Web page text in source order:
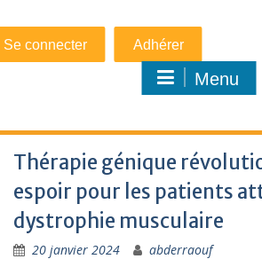
Se connecter Adhérer
Menu
Thérapie génique
espoir pour les patients
dystrophie musculaire
20 janvier 2024 abderraouf